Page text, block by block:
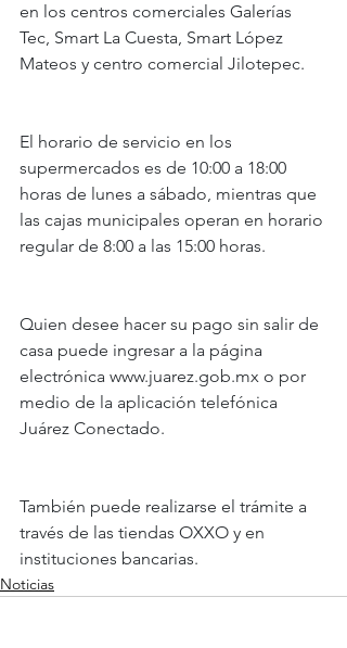
en los centros comerciales Galerías
Tec, Smart La Cuesta, Smart López
Mateos y centro comercial Jilotepec.
El horario de servicio en los
supermercados es de 10:00 a 18:00
horas de lunes a sábado, mientras que
las cajas municipales operan en horario
regular de 8:00 a las 15:00 horas.
Quien desee hacer su pago sin salir de
casa puede ingresar a la página
electrónica www.juarez.gob.mx o por
medio de la aplicación telefónica
Juárez Conectado.
También puede realizarse el trámite a
través de las tiendas OXXO y en
instituciones bancarias.
Noticias